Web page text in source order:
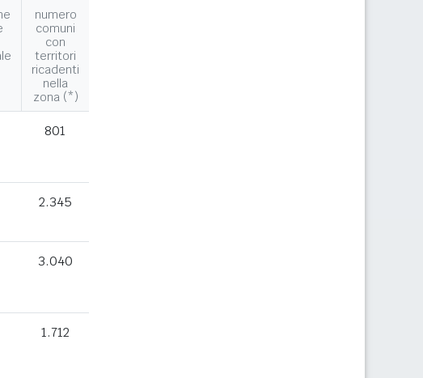
numero
comuni
con
territori
ricadenti
nella
zona (*)
801
2.345
3.040
1.712